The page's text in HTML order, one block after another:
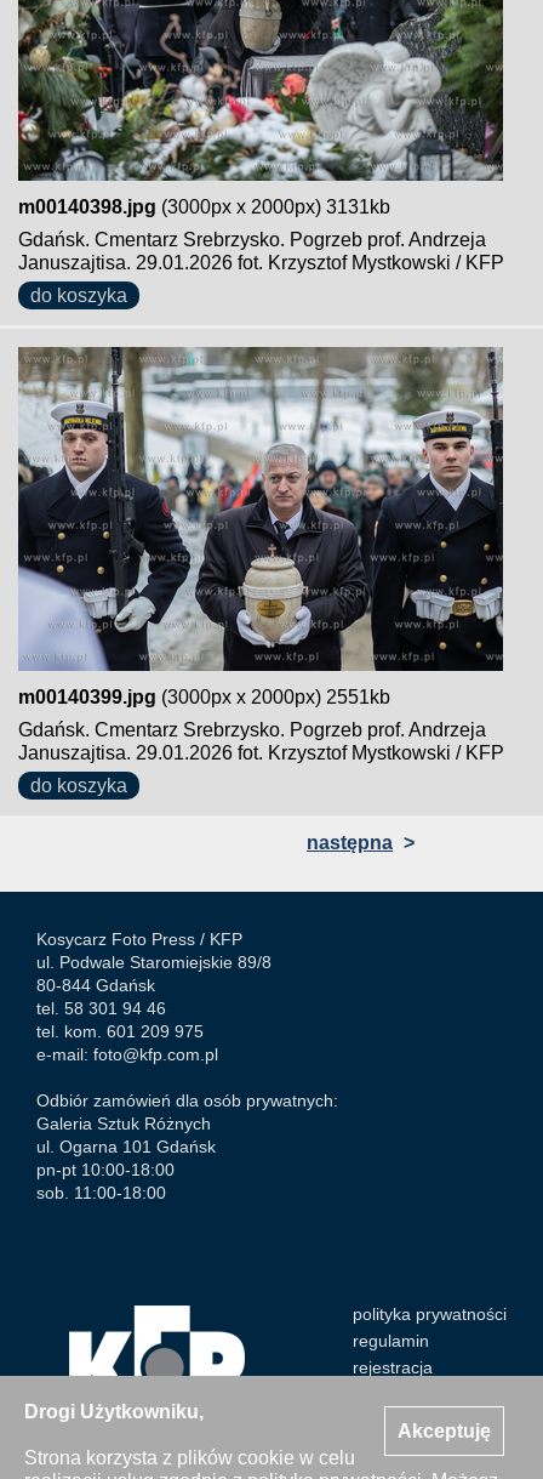
Akceptuję
Drogi Użytkowniku,
Strona korzysta z plików cookie w celu
m00140398.jpg (3000px x 2000px) 3131kb
Gdańsk. Cmentarz Srebrzysko. Pogrzeb prof. Andrzeja
Januszajtisa. 29.01.2026 fot. Krzysztof Mystkowski / KFP
do koszyka
m00140399.jpg (3000px x 2000px) 2551kb
Gdańsk. Cmentarz Srebrzysko. Pogrzeb prof. Andrzeja
Januszajtisa. 29.01.2026 fot. Krzysztof Mystkowski / KFP
do koszyka
następna >
Kosycarz Foto Press / KFP
ul. Podwale Staromiejskie 89/8
80-844 Gdańsk
tel. 58 301 94 46
tel. kom. 601 209 975
e-mail: foto@kfp.com.pl
Odbiór zamówień dla osób prywatnych:
Galeria Sztuk Różnych
ul. Ogarna 101 Gdańsk
pn-pt 10:00-18:00
sob. 11:00-18:00
polityka prywatności
regulamin
rejestracja